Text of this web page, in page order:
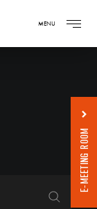
MENU
E-MEETING ROOM